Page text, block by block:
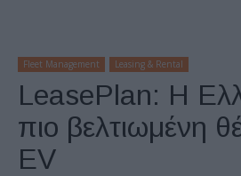
Fleet Management Leasing & Rental
LeasePlan: Η
πιο βελτιωμένη
EV